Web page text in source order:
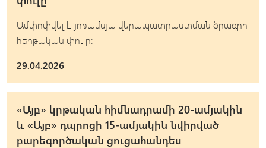
Ամփոփվել է յոթամսյա վերապատրաստման ծրագրի
հերթական փուլը։
29.04.2026
«Այբ» կրթական հիմնադրամի 20-ամյակին
և «Այբ» դպրոցի 15-ամյակին նվիրված
բարեգործական ցուցահանդես